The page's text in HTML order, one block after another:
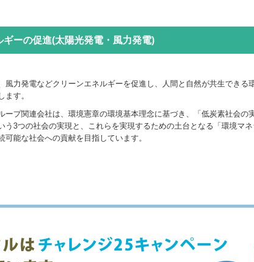
ギーの促進(太陽光発電・風力発電)
風力発電などクリーンエネルギーを促進し、人間と自然が共生できる
ます。
ープ関連会社は、環境憲章の環境基本理念に基づき、「低炭素社会の
う3つの社会の実現と、これらを実現するための土台となる「環境マ
可能な社会への貢献を目指しています。